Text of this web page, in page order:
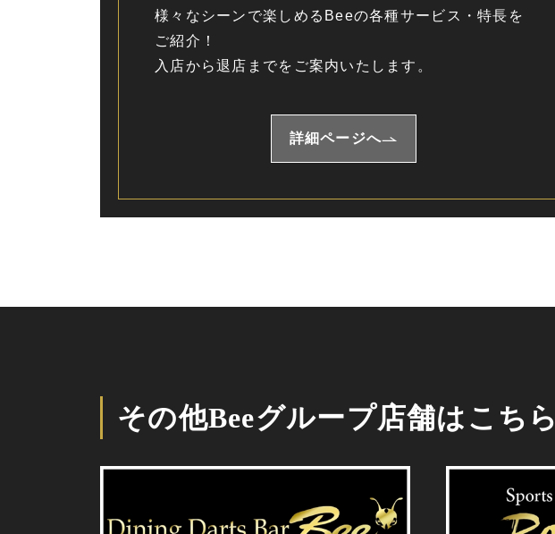
様々なシーンで楽しめるBeeの各種サービス・特長を
ご紹介！
入店から退店までをご案内いたします。
詳細ページへ
その他Beeグループ店舗はこちら